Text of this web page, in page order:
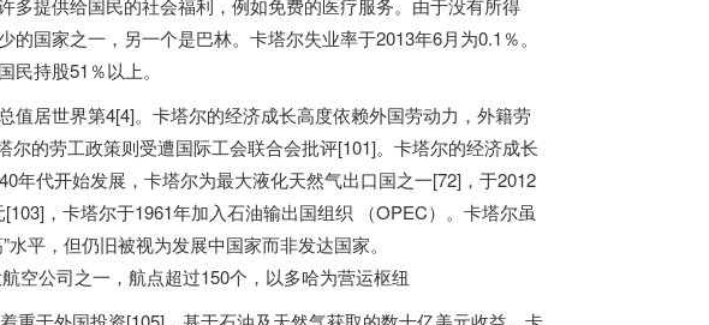
多提供给国民的社会福利，例如免费的医疗服务。由于没有所得
国家之一，另一个是巴林。卡塔尔失业率于2013年6月为0.1％。
持股51％以上。
值居世界第4[4]。卡塔尔的经济成长高度依赖外国劳动力，外籍劳
尔的劳工政策则受遭国际工会联合会批评[101]。卡塔尔的经济成长
年代开始发展，卡塔尔为最大液化天然气出口国之一[72]，于2012
，卡塔尔于1961年加入石油输出国组织 （OPEC）。卡塔尔虽
平，但仍旧被视为发展中国家而非发达国家。
空公司之一，航点超过150个，以多哈为营运枢纽